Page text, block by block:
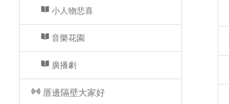
小人物悲喜
音樂花園
廣播劇
厝邊隔壁大家好